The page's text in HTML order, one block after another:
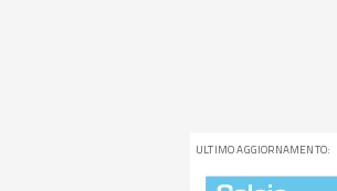
ULTIMO AGGIORNAMENTO: